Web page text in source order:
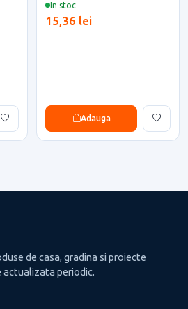
In stoc
15,36 lei
Adauga
de casa, gradina si proiecte
actualizata periodic.